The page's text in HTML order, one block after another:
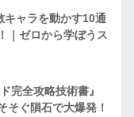
ャラを動かす10通
｜ゼロから学ぼうス
完全攻略技術書』
そぐ隕石で大爆発！